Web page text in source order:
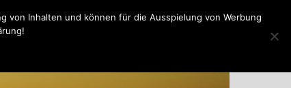
von Inhalten und können für die Ausspielung von Werbung